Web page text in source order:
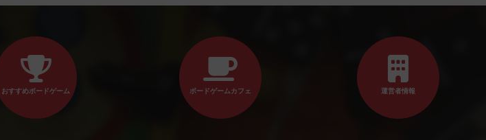
おすすめボードゲーム ボードゲームカフェ 運営者情報